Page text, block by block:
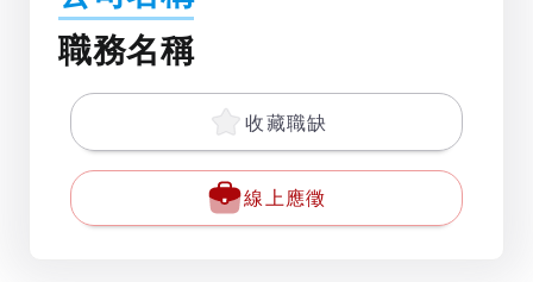
職務名稱
收藏職缺
線上應徵